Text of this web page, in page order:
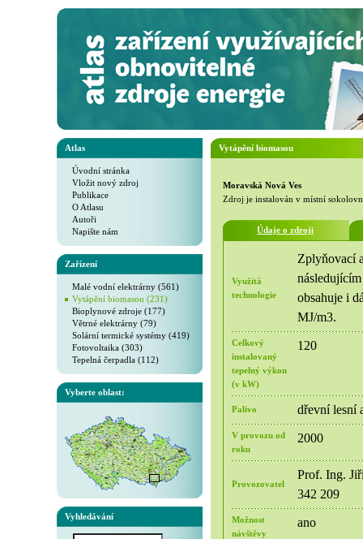
Atlas
Úvodní stránka
Vložit nový zdroj
Publikace
O Atlasu
Autoři
Napište nám
Zařízení
Malé vodní elektrárny (561)
Vytápění biomasou (231)
Bioplynové zdroje (177)
Větrné elektrárny (79)
Solární termické systémy (419)
Fotovoltaika (303)
Tepelná čerpadla (112)
Vyberte oblast:
Vyhledávání
Vytápění biomasou
Moravská Nová Ves
Zdroj je instalován v místní
Údaje o zdroji
Využitá
technologie
Zplyňovací
obsahuje i
MJ/m3.
Celkový
instalovaný
tepelný výkon
(v kW)
120
Palivo dřevní lesní
V provozu od
roku
2000
Provozovatel
Prof. Ing.
342 209
Možnost
návštěvy
ano